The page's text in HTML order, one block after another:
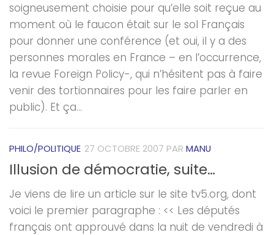
soigneusement choisie pour qu’elle soit reçue au
moment où le faucon était sur le sol Français
pour donner une conférence (et oui, il y a des
personnes morales en France – en l’occurrence,
la revue Foreign Policy-, qui n’hésitent pas à faire
venir des tortionnaires pour les faire parler en
public). Et ça...
PHILO/POLITIQUE 27 OCTOBRE 2007 PAR MANU
Illusion de démocratie, suite…
Je viens de lire un article sur le site tv5.org, dont
voici le premier paragraphe : << Les députés
français ont approuvé dans la nuit de vendredi à